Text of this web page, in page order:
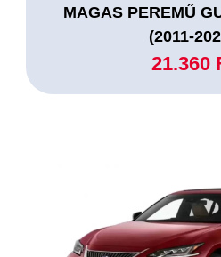
MAGAS PEREMŰ
(2011-
21.360